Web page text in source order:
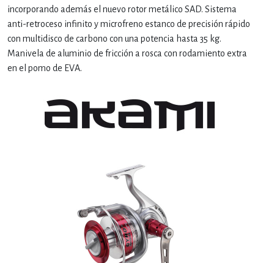
incorporando además el nuevo rotor metálico SAD. Sistema
anti-retroceso infinito y microfreno estanco de precisión rápido
con multidisco de carbono con una potencia hasta 35 kg.
Manivela de aluminio de fricción a rosca con rodamiento extra
en el pomo de EVA.